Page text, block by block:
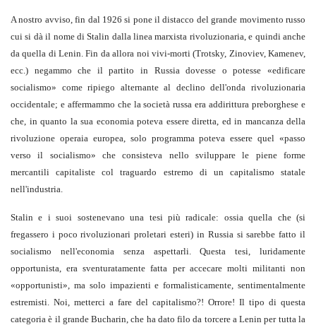
A nostro avviso, fin dal 1926 si pone il distacco del grande movimento russo
cui si dà il nome di Stalin dalla linea marxista rivoluzionaria, e quindi anche
da quella di Lenin. Fin da allora noi vivi-morti (Trotsky, Zinoviev, Kamenev,
ecc.) negammo che il partito in Russia dovesse o potesse «edificare
socialismo» come ripiego alternante al declino dell'onda rivoluzionaria
occidentale; e affermammo che la società russa era addirittura preborghese e
che, in quanto la sua economia poteva essere diretta, ed in mancanza della
rivoluzione operaia europea, solo programma poteva essere quel «passo
verso il socialismo» che consisteva nello sviluppare le piene forme
mercantili capitaliste col traguardo estremo di un capitalismo statale
nell'industria.
Stalin e i suoi sostenevano una tesi più radicale: ossia quella che (si
fregassero i poco rivoluzionari proletari esteri) in Russia si sarebbe fatto il
socialismo nell'economia senza aspettarli. Questa tesi, luridamente
opportunista, era sventuratamente fatta per accecare molti militanti non
«opportunisti», ma solo impazienti e formalisticamente, sentimentalmente
estremisti. Noi, metterci a fare del capitalismo?! Orrore! Il tipo di questa
categoria è il grande Bucharin, che ha dato filo da torcere a Lenin per tutta la